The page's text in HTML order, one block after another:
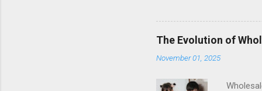
represents
popular as
beach days,
businesses,
The Evolution of
November 01, 2025